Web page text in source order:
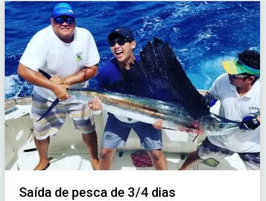
Saída de pesca de 3/4 dias